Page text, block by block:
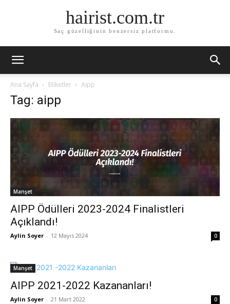
hairist.com.tr
Saç güzelliğinin benzersiz platformu.
Ana Sayfa Etiketler Aipp
Tag: aipp
Manşet
AIPP Ödülleri 2023-2024 Finalistleri
Açıklandı!
Aylin Soyer - 12 Mayıs 2024 0
Manşet
AIPP 2021-2022 Kazananları!
Aylin Soyer - 21 Mart 2022 0